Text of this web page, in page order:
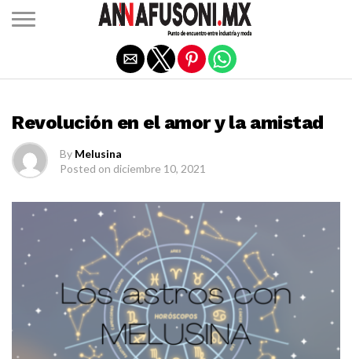
Revolución en el amor y la amistad
By Melusina
Posted on diciembre 10, 2021
Salir de la versión móvil